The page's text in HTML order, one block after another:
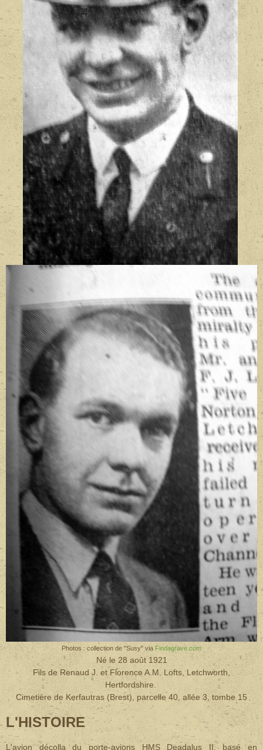
Photos : collection de "Susy" via Findagrave.com
Né le 28 août 1921
Fils de Renaud J. et Florence A.M. Lofts, Letchworth,
Hertfordshire.
Cimetière de Kerfautras (Brest), parcelle 40, allée 3, tombe 15
L'HISTOIRE
L'avion décolla du porte-avions HMS Deadalus II, basé en